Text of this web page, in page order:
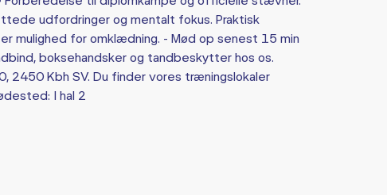
udfordringer og mentalt fokus. Praktisk
mulighed for omklædning. - Mød op senest 15 min
boksehandsker og tandbeskytter hos os.
2450 Kbh SV. Du finder vores træningslokaler
I hal 2